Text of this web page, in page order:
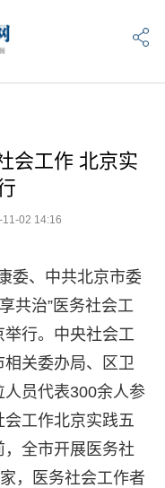
会工作 北京实
02 14:16
委、中共北京市委
共治”医务社会工
行。中央社会工
关委办局、区卫
员代表300余人参
工作北京实践五
全市开展医务社
，医务社会工作者